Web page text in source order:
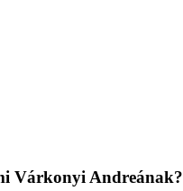
Várkonyi Andreának?